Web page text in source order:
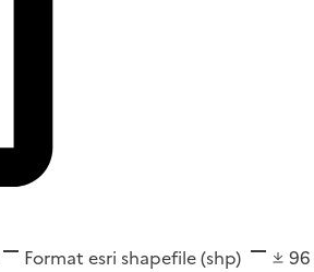
Format esri shapefile (shp) 96